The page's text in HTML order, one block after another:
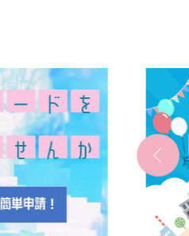
枚
目
ス
ラ
イ